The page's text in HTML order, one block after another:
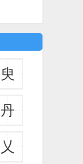
臾
丹
乂